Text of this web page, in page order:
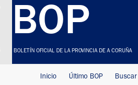
BOP
BOLETÍN OFICIAL DE LA PROVINCIA DE A CORUÑA
Buscar
Último BOP
Inicio